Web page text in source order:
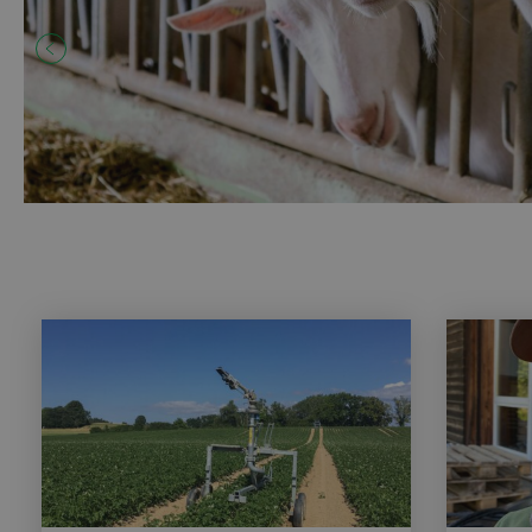
Flushing-Fütterung unterstützt Brunst und
Fruchtbarkeit und hilft, den Ablammzeitpunkt besser
steuern.
ZUM ARTIKEL